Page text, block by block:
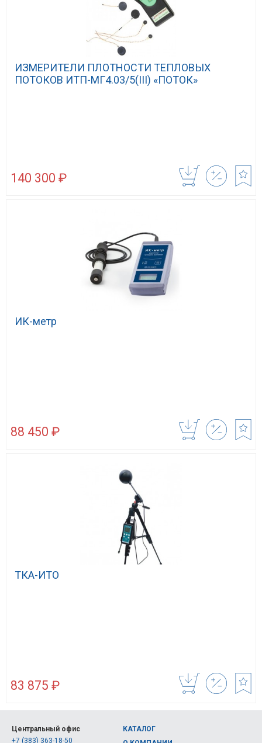
ИЗМЕРИТЕЛИ ПЛОТНОСТИ ТЕПЛОВЫХ
ПОТОКОВ ИТП-МГ4.03/5(III) «ПОТОК»
140 300 ₽
ИК-метр
88 450 ₽
ТКА-ИТО
83 875 ₽
Центральный офис
+7 (383) 363-18-50
КАТАЛОГ